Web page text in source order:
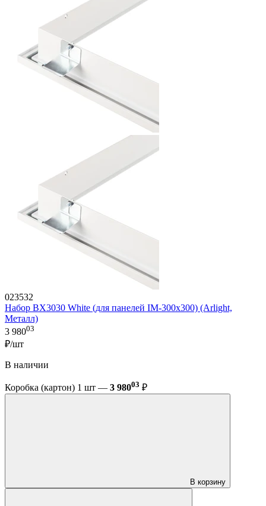
023532
Набор BX3030 White (для панелей IM-300x300) (Arlight,
Металл)
3 98003
₽/шт
В наличии
Коробка (картон) 1 шт — 3 98003 ₽
В корзину